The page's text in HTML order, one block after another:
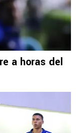
a horas del